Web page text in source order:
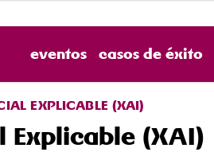
eventos casos de éxito
EXPLICABLE (XAI)
(XAI)